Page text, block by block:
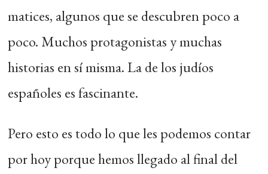
matices, algunos que se descubren poco a
poco. Muchos protagonistas y muchas
historias en sí misma. La de los judíos
españoles es fascinante.
Pero esto es todo lo que les podemos contar
por hoy porque hemos llegado al final del